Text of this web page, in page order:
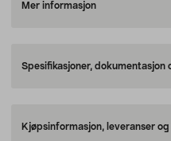
Mer informasjon
Spesifikasjoner, dokumentasjon
Kjøpsinformasjon, leveranser